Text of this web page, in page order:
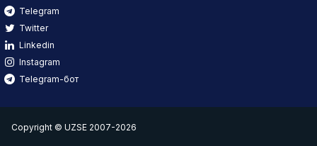
Telegram
Twitter
Linkedin
Instagram
Telegram-бот
Copyright © UZSE 2007-2026